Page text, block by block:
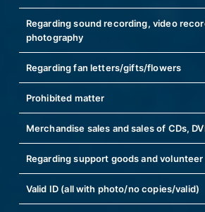
Regarding sound recording, video
photography
Regarding fan letters/gifts/flowers
Prohibited matter
Merchandise sales and sales of CDs,
Regarding support goods and
Valid ID (all with photo/no copies/valid)